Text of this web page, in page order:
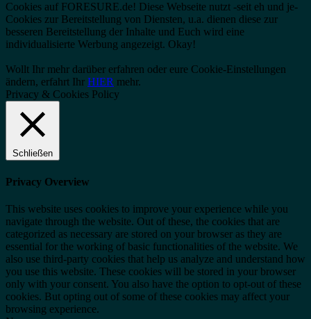
Cookies auf FORESURE.de! Diese Webseite nutzt -seit eh und je-
Cookies zur Bereitstellung von Diensten, u.a. dienen diese zur
besseren Bereitstellung der Inhalte und Euch wird eine
individualisierte Werbung angezeigt. Okay!
Wollt Ihr mehr darüber erfahren oder eure Cookie-Einstellungen
ändern, erfahrt Ihr HIER mehr.
Privacy & Cookies Policy
Schließen
Privacy Overview
This website uses cookies to improve your experience while you
navigate through the website. Out of these, the cookies that are
categorized as necessary are stored on your browser as they are
essential for the working of basic functionalities of the website. We
also use third-party cookies that help us analyze and understand how
you use this website. These cookies will be stored in your browser
only with your consent. You also have the option to opt-out of these
cookies. But opting out of some of these cookies may affect your
browsing experience.